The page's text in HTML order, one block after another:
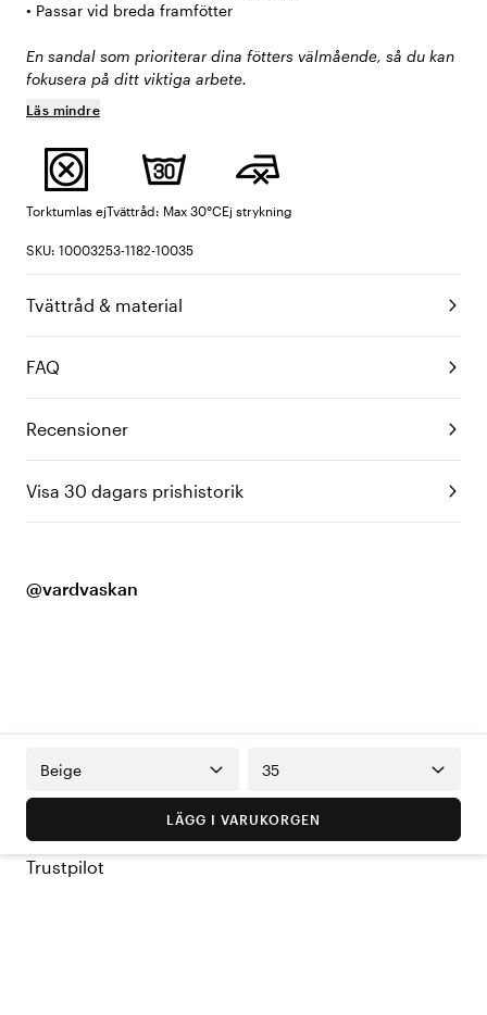
• Passar vid breda framfötter
En sandal som prioriterar dina fötters välmående, så du kan
fokusera på ditt viktiga arbete.
Läs mindre
Torktumlas ejTvättråd: Max 30°CEj strykning
SKU: 10003253-1182-10035
Tvättråd & material
FAQ
Recensioner
Visa 30 dagars prishistorik
@vardvaskan
Beige 35
LÄGG I VARUKORGEN
Trustpilot